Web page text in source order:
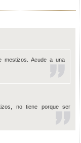
mestizos. Acude a una
no tiene porque ser